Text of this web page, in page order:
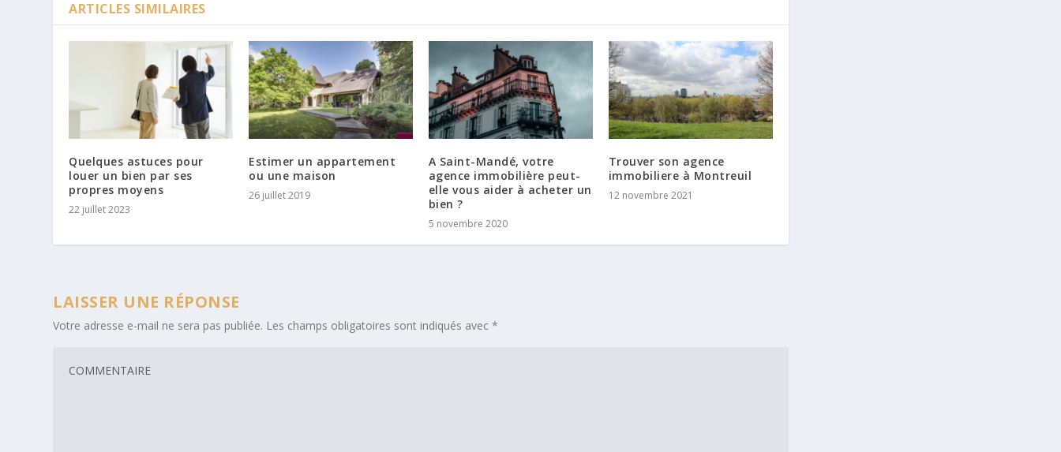
ARTICLES SIMILAIRES
Quelques astuces pour
louer un bien par ses
propres moyens
22 juillet 2023
Estimer un appartement
ou une maison
26 juillet 2019
A Saint-Mandé, votre
agence immobilière peut-
elle vous aider à acheter un
bien ?
5 novembre 2020
Trouver son agence
immobiliere à Montreuil
12 novembre 2021
LAISSER UNE RÉPONSE
Votre adresse e-mail ne sera pas publiée. Les champs obligatoires sont indiqués avec*